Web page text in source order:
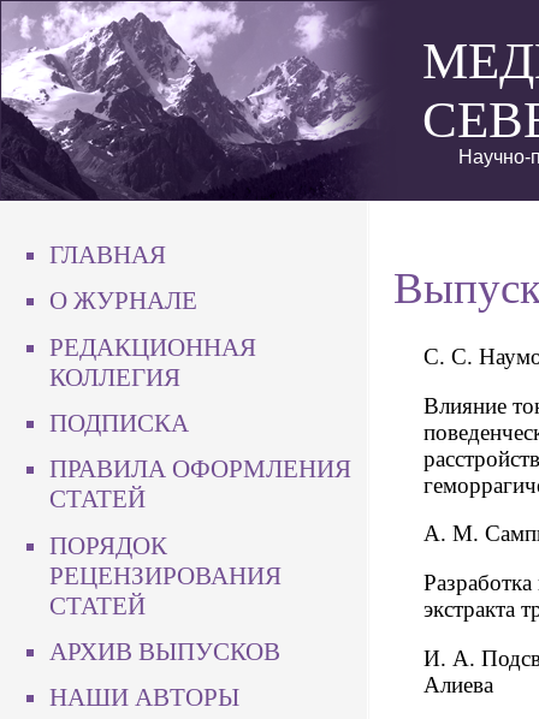
Научно-
ГЛАВНАЯ
О ЖУРНАЛЕ
РЕДАКЦИОННАЯ
КОЛЛЕГИЯ
ПОДПИСКА
ПРАВИЛА ОФОРМЛЕНИЯ
СТАТЕЙ
ПОРЯДОК
РЕЦЕНЗИРОВАНИЯ
СТАТЕЙ
АРХИВ ВЫПУСКОВ
НАШИ АВТОРЫ
С. С.
Влияние
А. М.
экстракта
И. А.
Алиева